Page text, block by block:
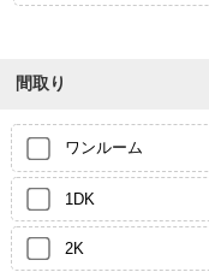
間取り
ワンルーム
1DK
2K